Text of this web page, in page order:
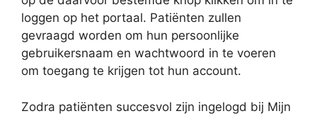
loggen op het portaal. Patiënten zullen
gevraagd worden om hun persoonlijke
gebruikersnaam en wachtwoord in te voeren
om toegang te krijgen tot hun account.
Zodra patiënten succesvol zijn ingelogd bij Mijn